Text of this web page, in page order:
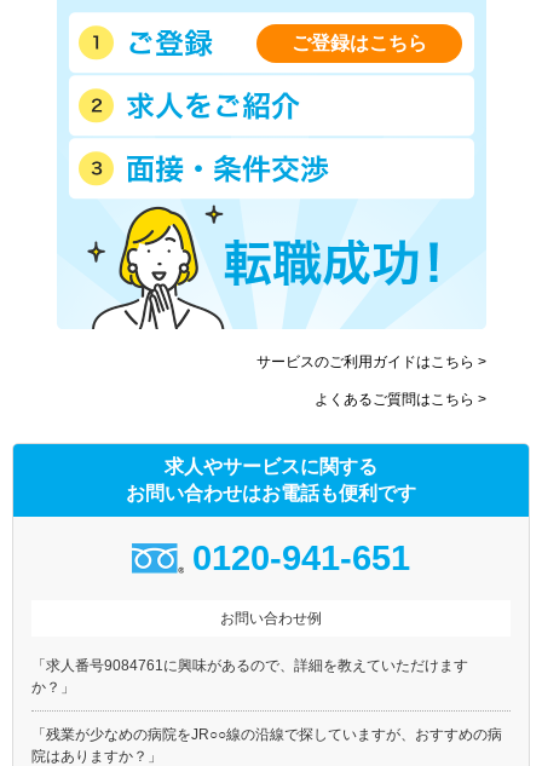
ご登録はこちら
サービスのご利用ガイドはこちら >
よくあるご質問はこちら >
求人やサービスに関する
お問い合わせはお電話も便利です
0120-941-651
お問い合わせ例
「求人番号9084761に興味があるので、詳細を教えていただけます
か？」
「残業が少なめの病院をJR○○線の沿線で探していますが、おすすめの病
院はありますか？」